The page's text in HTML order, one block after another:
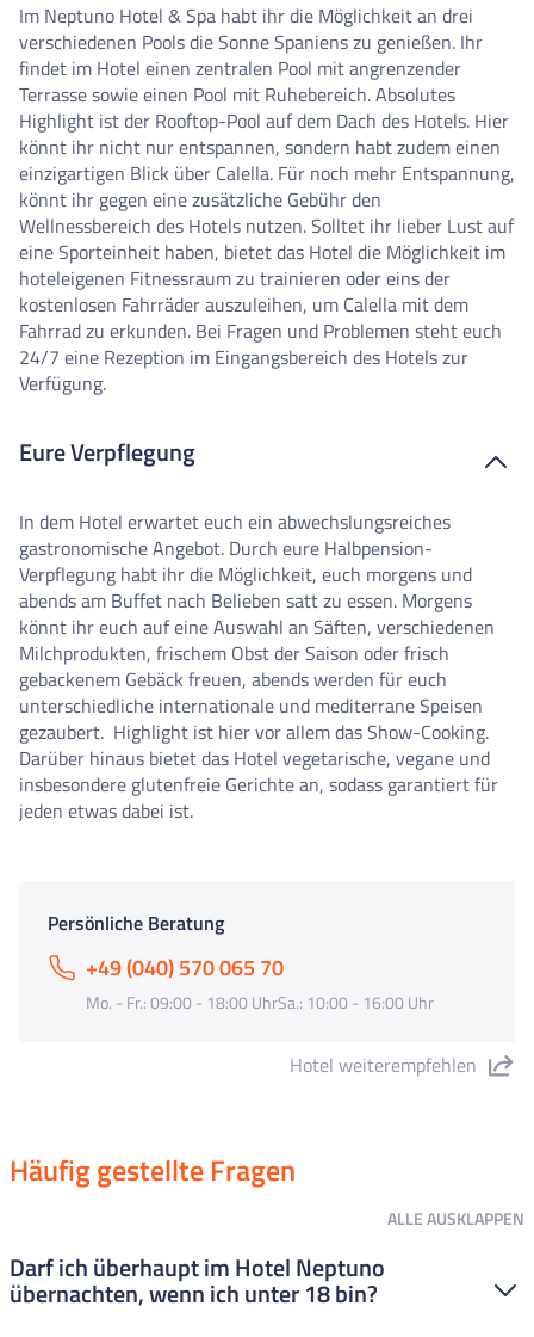
Im Neptuno Hotel & Spa habt ihr die Möglichkeit an drei
verschiedenen Pools die Sonne Spaniens zu genießen. Ihr
findet im Hotel einen zentralen Pool mit angrenzender
Terrasse sowie einen Pool mit Ruhebereich. Absolutes
Highlight ist der Rooftop-Pool auf dem Dach des Hotels. Hier
könnt ihr nicht nur entspannen, sondern habt zudem einen
einzigartigen Blick über Calella. Für noch mehr Entspannung,
könnt ihr gegen eine zusätzliche Gebühr den
Wellnessbereich des Hotels nutzen. Solltet ihr lieber Lust auf
eine Sporteinheit haben, bietet das Hotel die Möglichkeit im
hoteleigenen Fitnessraum zu trainieren oder eins der
kostenlosen Fahrräder auszuleihen, um Calella mit dem
Fahrrad zu erkunden. Bei Fragen und Problemen steht euch
24/7 eine Rezeption im Eingangsbereich des Hotels zur
Verfügung.
Eure Verpflegung
In dem Hotel erwartet euch ein abwechslungsreiches
gastronomische Angebot. Durch eure Halbpension-
Verpflegung habt ihr die Möglichkeit, euch morgens und
abends am Buffet nach Belieben satt zu essen. Morgens
könnt ihr euch auf eine Auswahl an Säften, verschiedenen
Milchprodukten, frischem Obst der Saison oder frisch
gebackenem Gebäck freuen, abends werden für euch
unterschiedliche internationale und mediterrane Speisen
gezaubert. Highlight ist hier vor allem das Show-Cooking.
Darüber hinaus bietet das Hotel vegetarische, vegane und
insbesondere glutenfreie Gerichte an, sodass garantiert für
jeden etwas dabei ist.
Persönliche Beratung
+49 (040) 570 065 70
Mo. - Fr.: 09:00 - 18:00 UhrSa.: 10:00 - 16:00 Uhr
Hotel weiterempfehlen
Häufig gestellte Fragen
ALLEAUSKLAPPEN
Darf ich überhaupt im Hotel Neptuno
übernachten, wenn ich unter 18 bin?